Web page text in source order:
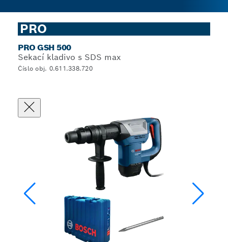
PRO
PRO GSH 500
Sekací kladivo s SDS max
Číslo obj. 0.611.338.720